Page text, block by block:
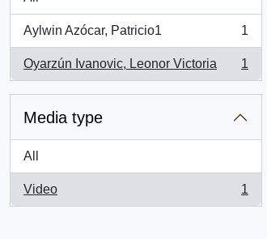
Aylwin Azócar, Patricio1
, 1 results
1
Oyarzún Ivanovic, Leonor Victoria
, 1 results
1
Media type
All
Video
, 1 results
1